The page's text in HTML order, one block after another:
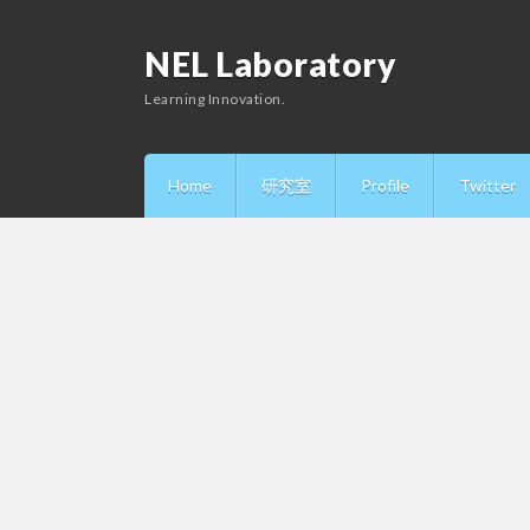
NEL Laboratory
Learning Innovation.
Home 研究室 Profile Twitter